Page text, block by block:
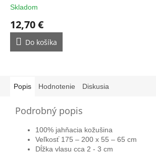
Skladom
12,70 €
Do košíka
Popis Hodnotenie Diskusia
Podrobný popis
100% jahňacia kožušina
Veľkosť 175 – 200 x 55 – 65 cm
Dĺžka vlasu cca 2 - 3 cm